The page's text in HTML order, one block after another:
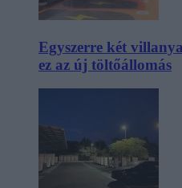
Egyszerre két
ez az új töltőállomás